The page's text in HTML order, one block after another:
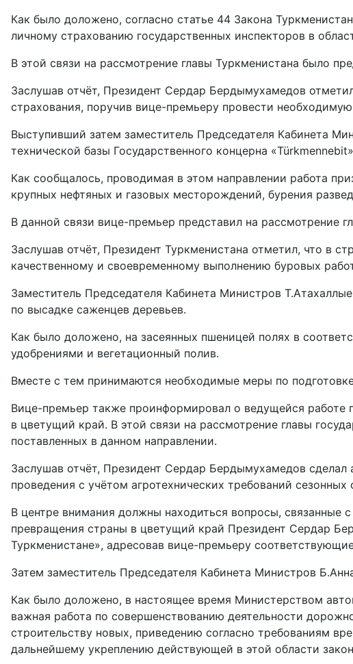
Как было доложено, согласно статье 44 Закона
личному страхованию государственных инспекторов в
В этой связи на рассмотрение главы Туркменистана было
Заслушав отчёт, Президент Сердар Бердымухамедов
страхования, поручив вице-премьеру провести
Выступивший затем заместитель Председателя Кабинета
технической базы Государственного концерна
Как сообщалось, проводимая в этом направлении работа
крупных неф­тяных и газовых месторождений, бурения
В данной связи вице-премьер представил на рассмотрение
Заслушав отчёт, Президент Туркменистана отметил, что в
качественному и своевременному выполнению буровых
Заместитель Председателя Кабинета Министров
по высадке саженцев деревьев.
Как было доложено, на засеянных пшеницей полях в
удобрениями и вегетационный полив.
Вместе с тем принимаются необходимые меры по
Вице-премьер также проинформировал о ведущейся
в цветущий край. В этой связи на рассмотрение главы
поставленных в данном направлении.
Заслушав отчёт, Президент Сердар Бердымухамедов сделал
проведения с учётом агротехнических требований сезонных
В центре внимания должны находиться вопросы, связанные
превращения страны в цветущий край Президент Сердар
Туркменистане», адресовав вице-премьеру
Затем заместитель Председателя Кабинета Министров
Как было доложено, в настоящее время Министерством
важная работа по совершенствованию деятельности
строительству новых, приведению согласно требованиям
дальнейшему укреплению действующей в этой области